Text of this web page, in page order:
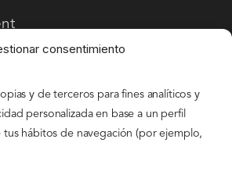
consentimiento
y de terceros para fines analíticos y
personalizada en base a un perfil
hábitos de navegación (por ejemplo,